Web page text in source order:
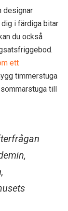
designar
i färdiga bitar
du också
ett
timmerstuga
till